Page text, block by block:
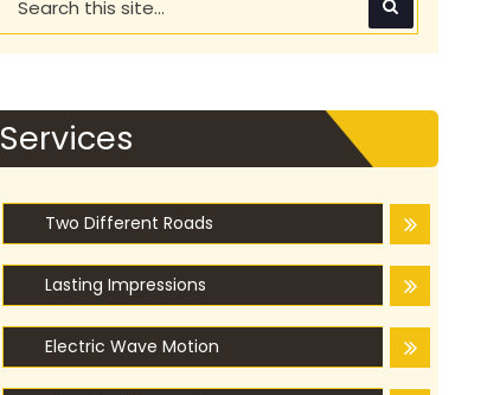
Services
Two Different Roads
Lasting Impressions
Electric Wave Motion